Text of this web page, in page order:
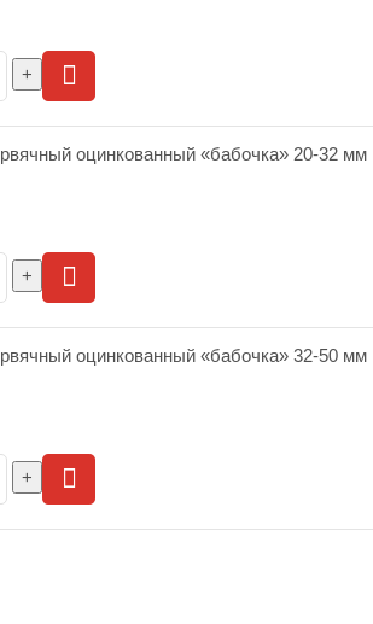
оцинкованный «бабочка» 20-32 мм
оцинкованный «бабочка» 32-50 мм